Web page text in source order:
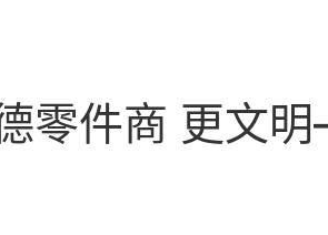
零件商 更文